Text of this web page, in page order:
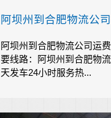
阿坝州到合肥物流公
阿坝州到合肥物流公司运
要线路：阿坝州到合肥物
天发车24小时服务热...